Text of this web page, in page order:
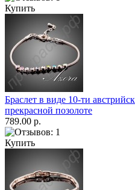
Купить
Браслет в виде 10-ти
прекрасной позолоте
789.00 р.
Купить